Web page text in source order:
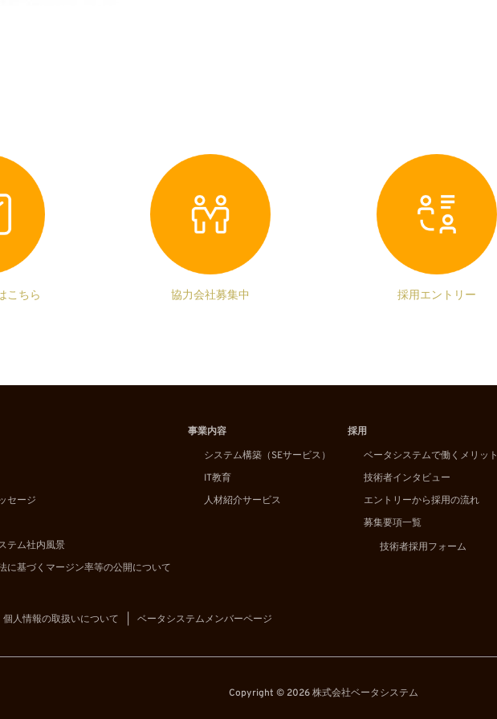
こちら 協力会社募集中 採用エントリー
セージ
テム社内風景
に基づくマージン率等の公開について
事業内容
システム構築（SEサービス）
IT教育
人材紹介サービス
採用
ベータシステムで働くメリット
技術者インタビュー
エントリーから採用の流れ
募集要項一覧
技術者採用フォーム
個人情報の取扱いについて ベータシステムメンバーページ
Copyright © 2026 株式会社ベータシステム